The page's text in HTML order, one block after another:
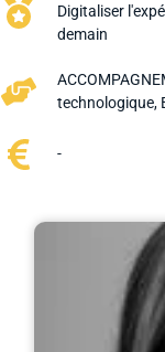
Digitaliser
demain
technologique,
-